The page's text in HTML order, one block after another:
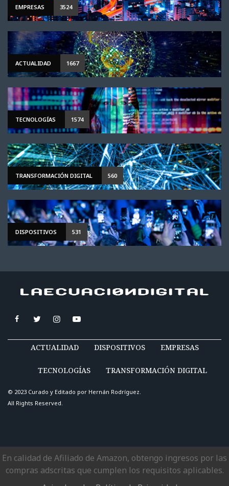
EMPRESAS 3524
ACTUALIDAD 1667
TECNOLOGÍAS 1574
TRANSFORMACIÓN DIGITAL 560
DISPOSITIVOS 531
ACTUALIDAD DISPOSITIVOS EMPRESAS
TECNOLOGÍAS TRANSFORMACIÓN DIGITAL
© 2023 Curado y Editado por Hernán Rodríguez.
All Rights Reserved.
En calidad de Afiliado de Amazon, obtengo ingresos por las
compras adscritas que cumplen los requisitos aplicables.